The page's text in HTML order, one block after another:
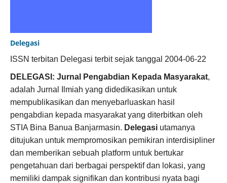
Delegasi
ISSN terbitan Delegasi terbit sejak tanggal 2004-06-22
DELEGASI: Jurnal Pengabdian Kepada Masyarakat,
adalah Jurnal Ilmiah yang didedikasikan untuk
mempublikasikan dan menyebarluaskan hasil
pengabdian kepada masyarakat yang diterbitkan oleh
STIA Bina Banua Banjarmasin. Delegasiutamanya
ditujukan untuk mempromosikan pemikiran interdisipliner
dan memberikan sebuah platform untuk bertukar
pengetahuan dari berbagai perspektif dan lokasi, yang
memiliki dampak signifikan dan kontribusi nyata bagi